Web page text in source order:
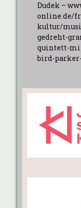
Dudek –
online.de/
kultur/
gedreht-
quintett-
bird-